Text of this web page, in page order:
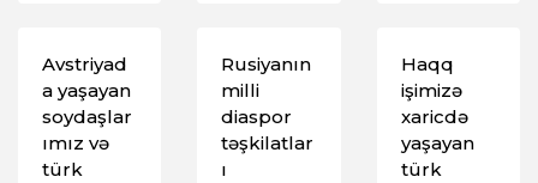
Avstriyad
a yaşayan
soydaşlar
ımız və
türk
Rusiyanın
milli
diaspor
təşkilatlar
ı
Haqq
işimizə
xaricdə
yaşayan
türk